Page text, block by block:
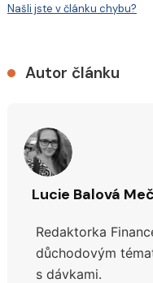
Našli jste v článku chybu?
Autor článku
Lucie Balová
Redaktorka
důchodovým
s dávkami.